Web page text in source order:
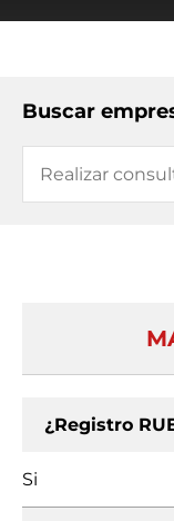
Buscar
¿Registro
Si